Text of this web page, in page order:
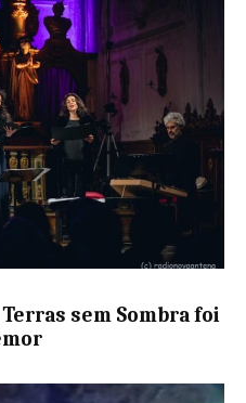
sem Sombra foi